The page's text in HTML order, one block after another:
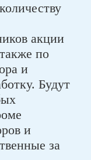
акции
по
и
Будут
и
за